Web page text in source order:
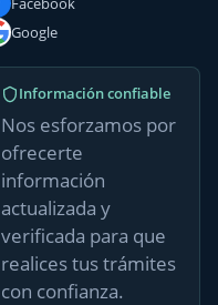
Google
Información confiable
Nos esforzamos por
ofrecerte
información
actualizada y
verificada para que
realices tus trámites
con confianza.